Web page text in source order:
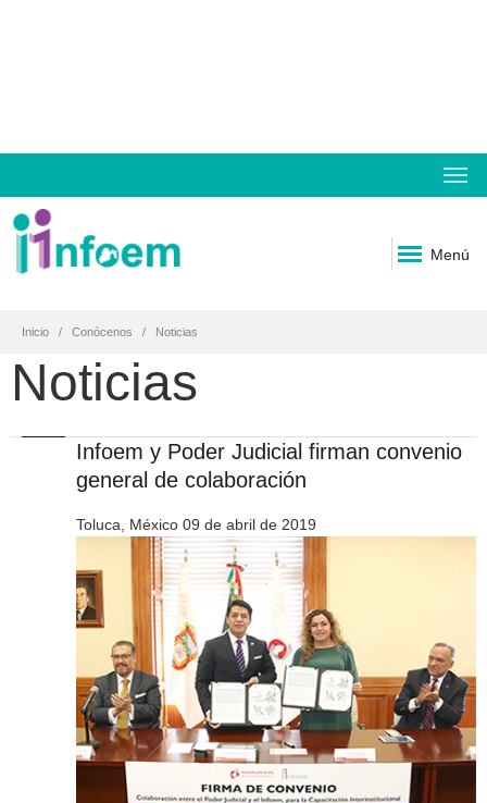
Menú
Inicio Conócenos Noticias
Noticias
Infoem y Poder Judicial firman convenio
general de colaboración
Toluca, México 09 de abril de 2019